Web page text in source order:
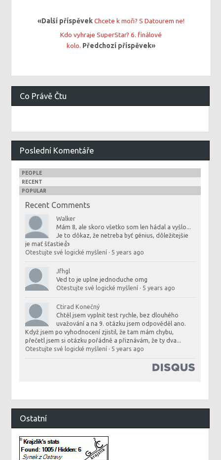
«Další příspěvekChcete k moři? S Datourem ne!
Kdo vyhraje SuperStar? 6. finálové
kolo. Předchozí příspěvek»
Co Právě Čtu
Poslední Komentáře
PEOPLE
RECENT
POPULAR
Recent Comments
Walker
Mám 8, ale skoro všetko som len hádal a vyšlo...
Je to dôkaz, že netreba byť génius, dôležitejšie
je mať šťastie👍
Otestujte své logické myšlení · 5 years ago
Jfhgl
Ved to je uplne jednoduche omg
Otestujte své logické myšlení · 5 years ago
Ctirad Konečný
Chtěl jsem vyplnit test rychle, bez dlouhého
uvažování a na 9. otázku jsem odpověděl ano.
Když jsem po vyhodnocení zjistil, že tam mám chybu,
přečetl jsem si otázku pořádně a přiznávám, že ty dva...
Otestujte své logické myšlení · 5 years ago
Ostatní